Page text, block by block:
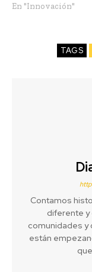
En "Innovación"
TAGS
Contamos
diferente y
comunidades y
están